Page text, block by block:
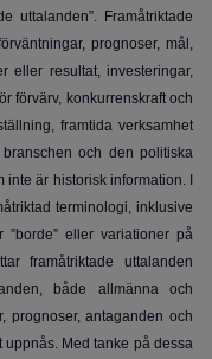
uttalanden”. Framåtriktade
prognoser, mål,
eller resultat, investeringar,
förvärv, konkurrenskraft och
framtida verksamhet
och den politiska
inte är historisk information. I
terminologi, inklusive
”borde” eller variationer på
framåtriktade uttalanden
både allmänna och
prognoser, antaganden och
Med tanke på dessa